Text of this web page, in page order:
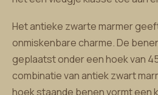
Het antieke zwarte marmer
onmiskenbare charme. De
geplaatst onder een hoek van
combinatie van antiek zwart
hoek staande benen vormt een